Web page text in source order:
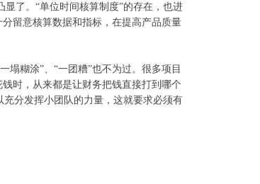
了。“单位时间核算制度”的存在，也进
留意核算数据和指标，在提高产品质量
糊涂”、“一团糟”也不为过。很多项目
时，从来都是让财务把钱直接打到哪个
分发挥小团队的力量，这就要求必须有